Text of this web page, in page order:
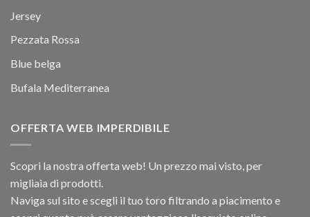
Jersey
Pezzata Rossa
Blue belga
Bufala Mediterranea
OFFERTA WEB IMPERDIBILE
Scopri la nostra offerta web! Un prezzo mai visto, per
migliaia di prodotti.
Naviga sul sito e scegli il tuo toro filtrando a piacimento e